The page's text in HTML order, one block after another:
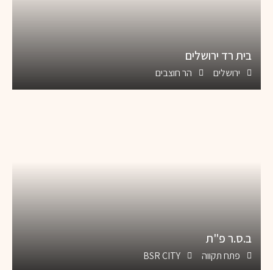
בית רד ירושלים
ירושלים הר חוצבים
ב.ס.ר פ"ת
פתח תקווה BSR CITY